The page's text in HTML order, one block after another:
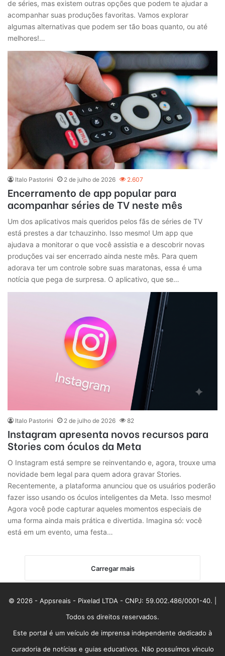
de séries, mas existem outras opções que podem te ajudar a
acompanhar suas produções favoritas. Vamos explorar
algumas alternativas que podem ser tão boas quanto, ou até
melhores!…
Italo Pastorini 2 de julho de 2026 2.607
Encerramento de app popular para
acompanhar séries de TV neste mês
Um dos aplicativos mais queridos pelos fãs de séries de TV
está prestes a dar tchauzinho. Isso mesmo! Um app que
ajudava a monitorar o que você assistia e a descobrir novas
produções vai ser encerrado ainda neste mês. Para quem
adorava ter um controle sobre suas maratonas, essa é uma
notícia que pega de surpresa. O aplicativo, que se…
Italo Pastorini 2 de julho de 2026 82
Instagram apresenta novos recursos para
Stories com óculos da Meta
O Instagram está sempre se reinventando e, agora, trouxe uma
novidade bem legal para quem adora gravar Stories.
Recentemente, a plataforma anunciou que os usuários poderão
fazer isso usando os óculos inteligentes da Meta. Isso mesmo!
Agora você pode capturar aqueles momentos especiais de
uma forma ainda mais prática e divertida. Imagina só: você
está em um evento, uma festa…
Carregar mais
© 2026 - Appsreais - Pixelad LTDA - CNPJ: 59.002.486/0001-40. |
Todos os direitos reservados.
Este portal é um veículo de imprensa independente dedicado à
curadoria de notícias e guias educativos. Não possuímos vínculo